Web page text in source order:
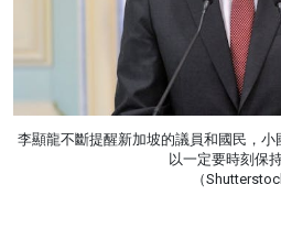
李顯龍不斷提醒新加坡的議員和國民，
以一定要時刻保持
（